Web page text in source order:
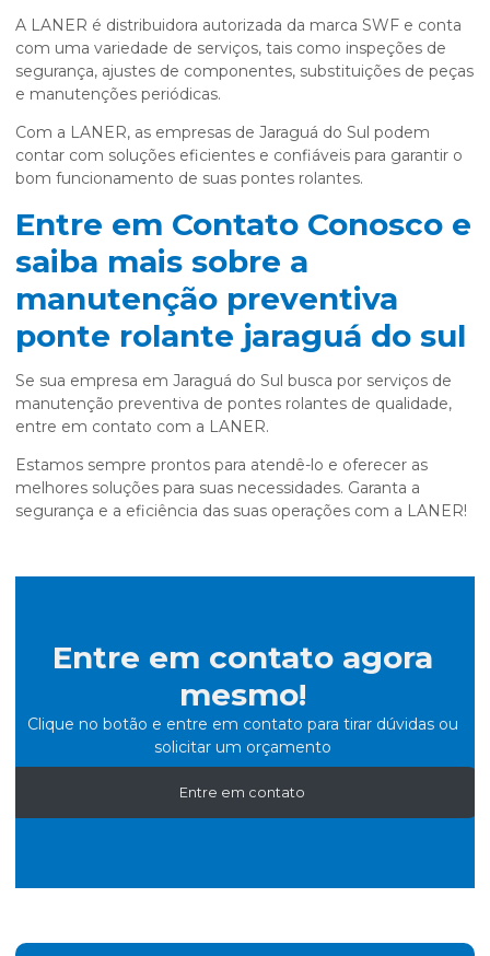
A LANER é distribuidora autorizada da marca SWF e conta
com uma variedade de serviços, tais como inspeções de
segurança, ajustes de componentes, substituições de peças
e manutenções periódicas.
Com a LANER, as empresas de Jaraguá do Sul podem
contar com soluções eficientes e confiáveis para garantir o
bom funcionamento de suas pontes rolantes.
Entre em Contato Conosco e
saiba mais sobre a
manutenção preventiva
ponte rolante jaraguá do sul
Se sua empresa em Jaraguá do Sul busca por serviços de
manutenção preventiva de pontes rolantes de qualidade,
entre em contato com a LANER.
Estamos sempre prontos para atendê-lo e oferecer as
melhores soluções para suas necessidades. Garanta a
segurança e a eficiência das suas operações com a LANER!
Entre em contato agora
mesmo!
Clique no botão e entre em contato para tirar dúvidas ou
solicitar um orçamento
Entre em contato